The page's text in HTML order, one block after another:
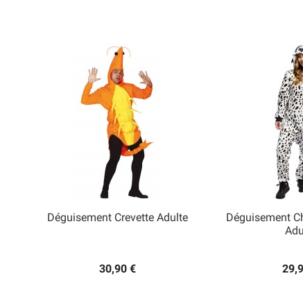
Déguisement Crevette Adulte
30,90 €
Déguisement